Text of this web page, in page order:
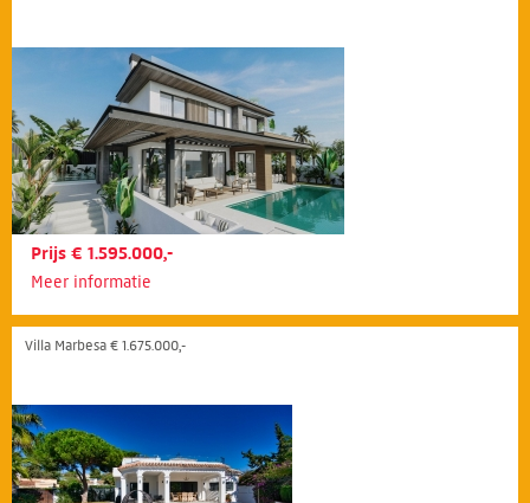
Prijs € 1.595.000,-
Meer informatie
Villa Marbesa € 1.675.000,-